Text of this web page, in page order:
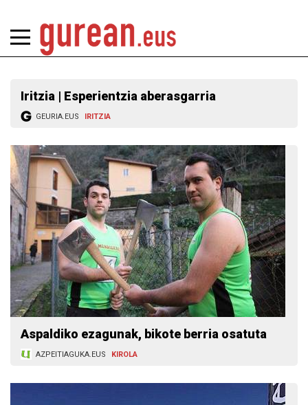
Iritzia | Esperientzia aberasgarria
GEURIA.EUS IRITZIA
Aspaldiko ezagunak, bikote berria osatuta
AZPEITIAGUKA.EUS KIROLA